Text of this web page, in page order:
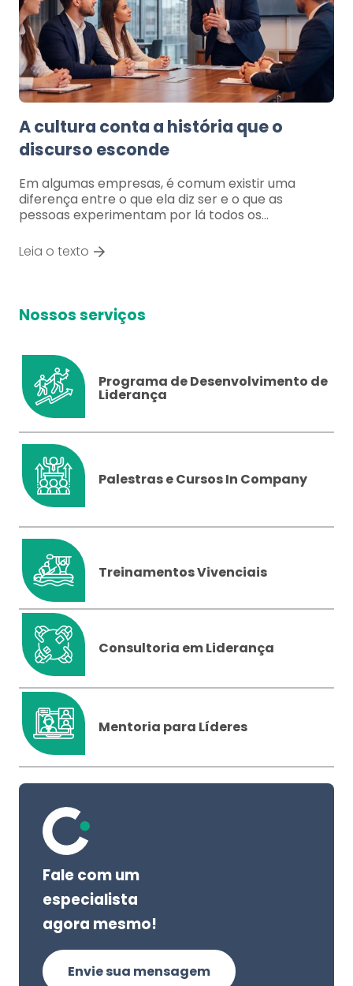
A cultura conta a história que o
discurso esconde
Em algumas empresas, é comum existir uma
diferença entre o que ela diz ser e o que as
pessoas experimentam por lá todos os…
Leia o texto
Nossos serviços
Programa de Desenvolvimento de
Liderança
Palestras e Cursos In Company
Treinamentos Vivenciais
Consultoria em Liderança
Mentoria para Líderes
Fale com um
especialista
agora mesmo!
Envie sua mensagem